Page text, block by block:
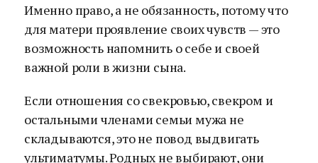
Именно право, а не обязанность, потому что
для матери проявление своих чувств — это
возможность напомнить о себе и своей
важной роли в жизни сына.
Если отношения со свекровью, свекром и
остальными членами семьи мужа не
складываются, это не повод выдвигать
ультиматумы. Родных не выбирают, они